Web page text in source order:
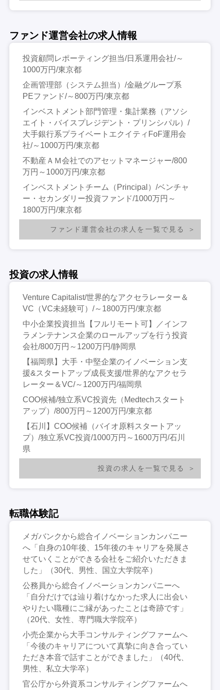
ファンド運営会社の求人情報
投資顧問レポーティング担当/日系運用会社/～
1000万円/東京都
企画管理部（システム担当）/金融グループ系
PEファンド/～800万円/東京都
インベストメント部門管理・集計業務（アソシ
エイト・バイスプレジデント・プリンシパル）/
大手銀行系プライベートエクイティFoF運用会
社/～1000万円/東京都
不動産ＡＭ会社でのアセットマネージャー/800
万円～1000万円/東京都
インベストメントチーム（Principal）/ベンチャ
ー・セカンダリー投資ファンド/1000万円～
1800万円/東京都
ファンド運営会社の求人を一覧で見る
投資の求人情報
Venture Capitalist/世界的なアクセラレーター＆
VC（VC未経験可）/～1800万円/東京都
中小企業投資担当【フルリモート可】／インフ
ラメンテナンス企業のロールアップを行う投資
会社/800万円～1200万円/静岡県
【福岡県】大手・中堅企業のイノベーション支
援&スタートアップ成長支援/世界的なアクセラ
レーター＆VC/～1200万円/福岡県
COO候補/独立系VC投資先（Medtechスタート
アップ）/800万円～1200万円/東京都
【石川】COO候補（バイオ原料スタートアッ
プ）/独立系VC投資/1000万円～1600万円/石川
県
投資の求人を一覧で見る
転職体験記
メガバンクから総合イノベーションカンパニー
へ「自身の10年後、15年後のキャリアを発展さ
せていくことができる会社をご紹介いただきま
した」（30代、男性、国立大学院卒）
公務員から総合イノベーションカンパニーへ
「自分だけでは辿り着けなかった求人に出会い
やりたい職種にご縁があったことは奇跡です」
（20代、女性、専門職大学院卒）
小売企業から大手コンサルティングファームへ
「今後のキャリアについて真摯に向き合ってい
ただき本音で話すことができました」（40代、
男性、私立大学卒）
官公庁から外資系コンサルティングファームへ